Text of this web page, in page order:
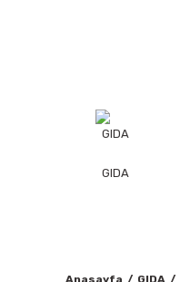
GIDA
Anasayfa GIDA